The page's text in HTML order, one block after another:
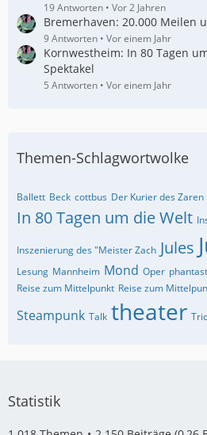
19 Antworten Vor 2 Jahren
Bremerhaven: 20.000 Meilen
9 Antworten Vor einem Jahr
Kornwestheim: In 80 Tagen
Spektakel
5 Antworten Vor einem Jahr
Themen-Schlagwortwolke
Ballett Beck cottbus Der Kurier des Zaren
In 80 Tagen um die Welt
Inszenierung des "Meister Zach Jules
Lesung Mannheim Mond Oper
Reise zum Mittelpunkt Reise zum
Steampunk Talk theater
Statistik